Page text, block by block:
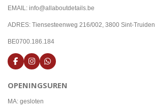
EMAIL: info@allaboutdetails.be
ADRES: Tiensesteenweg 216/002, 3800 Sint-Truiden
BE0700.186.184
F
a
e
o
I
n
t
g
W
h
t
OPENINGSUREN
MA: gesloten